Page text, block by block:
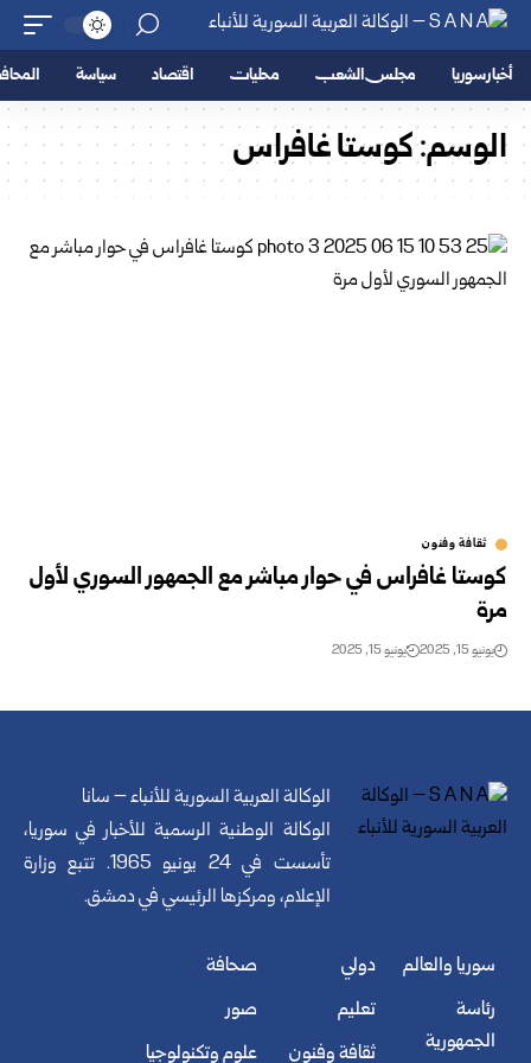
أخبار سوريا مجلس الشعب محليات اقتصاد سياسة
الوسم:كوستا غافراس
ثقافة وفنون
كوستا غافراس في حوار مباشر مع الجمهور السوري لأول
مرة
يونيو 15, 2025 يونيو 15, 2025
الوكالة العربية السورية للأنباء – سانا
الوكالة الوطنية الرسمية للأخبار في سوريا،
تأسست في 24 يونيو 1965. تتبع وزارة
الإعلام، ومركزها الرئيسي في دمشق.
سوريا والعالم
رئاسة
الجمهورية
دولي
تعليم
ثقافة وفنون
صحافة
صور
علوم وتكنولوجيا